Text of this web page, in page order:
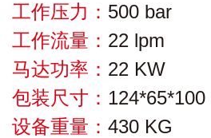
工作压力： 500 bar
工作流量： 22 lpm
马达功率： 22 KW
包装尺寸： 124*65*100
设备重量： 430 KG